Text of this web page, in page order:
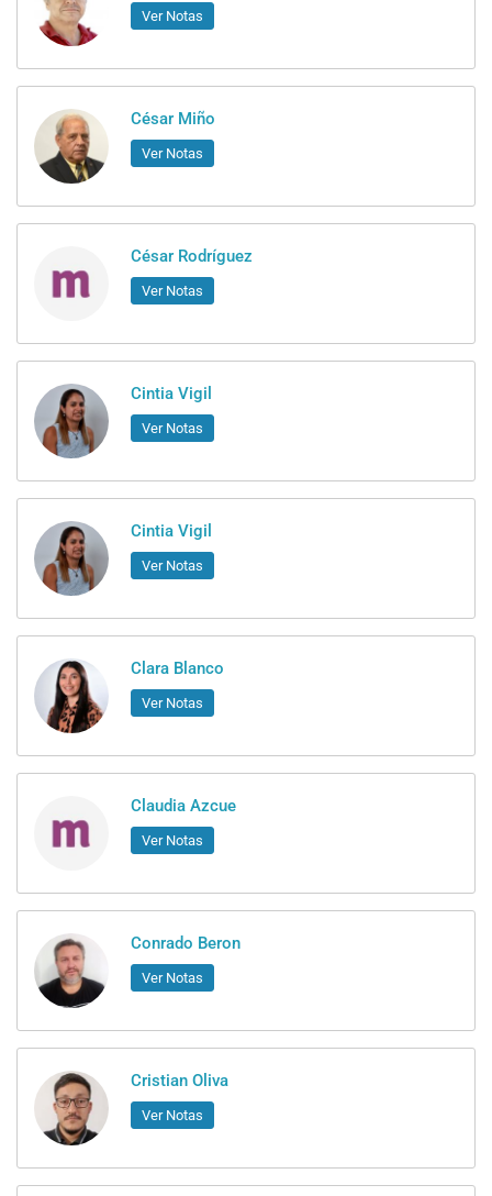
Ver Notas
César Miño
Ver Notas
César Rodríguez
Ver Notas
Cintia Vigil
Ver Notas
Cintia Vigil
Ver Notas
Clara Blanco
Ver Notas
Claudia Azcue
Ver Notas
Conrado Beron
Ver Notas
Cristian Oliva
Ver Notas